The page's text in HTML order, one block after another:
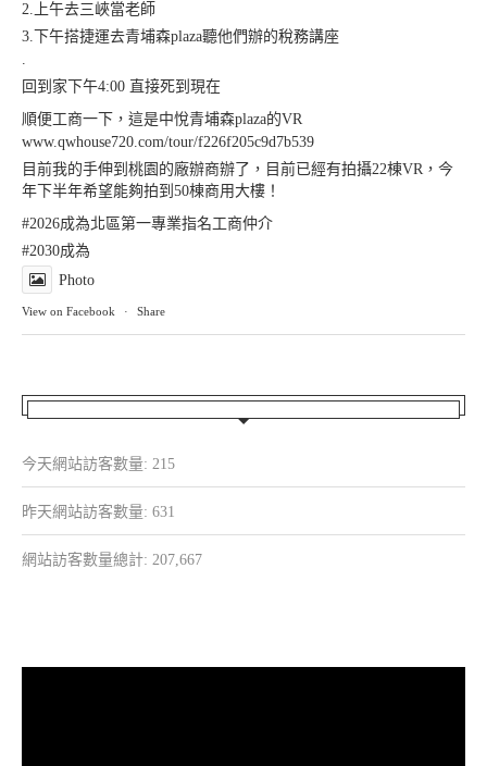
2.上午去三峽當老師
3.下午搭捷運去青埔森plaza聽他們辦的稅務講座
.
回到家下午4:00 直接死到現在
順便工商一下，這是中悅青埔森plaza的VR
www.qwhouse720.com/tour/f226f205c9d7b539
目前我的手伸到桃園的廠辦商辦了，目前已經有拍攝22棟VR，今
年下半年希望能夠拍到50棟商用大樓！
#2026成為北區第一專業指名工商仲介
#2030成為
Photo
View on Facebook · Share
今天網站訪客數量: 215
昨天網站訪客數量: 631
網站訪客數量總計: 207,667